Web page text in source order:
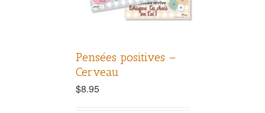
Pensées positives –
Cerveau
$8.95